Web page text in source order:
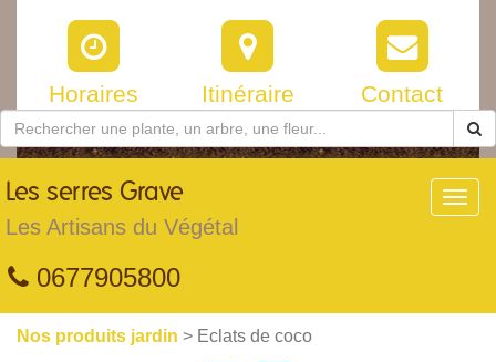
Horaires Itinéraire Contact
Les serres Grave
Les Artisans du Végétal
0677905800
Nos produits jardin > Eclats de coco